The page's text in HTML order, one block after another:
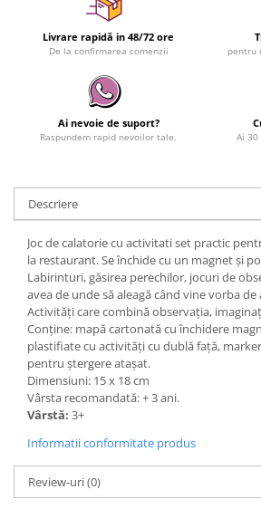
Livrare rapidă in 48/72 ore
De la confirmarea comenzii pentru
Ai nevoie de suport?
Raspundem rapid nevoilor tale. Ai
Descriere
Joc de calatorie cu activitati set practic
la restaurant. Se închide cu un magnet și
Labirinturi, găsirea perechilor, jocuri de
avea de unde să aleagă când vine vorba
Activități care combină observația,
Conține: mapă cartonată cu închidere
plastifiate cu activități cu dublă față,
pentru ștergere atașat.
Dimensiuni: 15 x 18 cm
Vârsta recomandată: + 3 ani.
Vârstă: 3+
Informatii conformitate produs
Review-uri(0)